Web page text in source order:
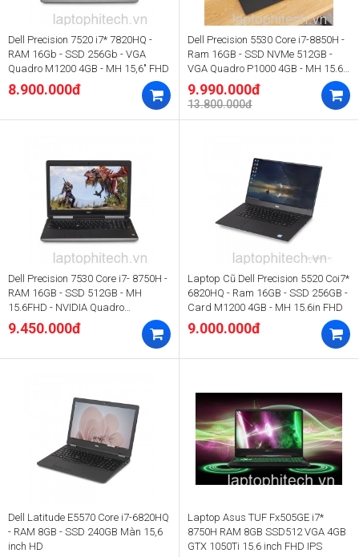
Dell Precision 7520 i7* 7820HQ -
RAM 16Gb - SSD 256Gb - VGA
Quadro M1200 4GB - MH 15,6" FHD
8.900.000đ
Dell Precision 5530 Core i7-8850H -
Ram 16GB - SSD NVMe 512GB -
VGA Quadro P1000 4GB - MH 15.6"
FHD
9.990.000đ
13.800.000đ
Dell Precision 7530 Core i7- 8750H -
RAM 16GB - SSD 512GB - MH
15.6FHD - NVIDIA Quadro
P1000/2000
9.450.000đ
Laptop Cũ Dell Precision 5520 Coi7*
6820HQ - Ram 16GB - SSD 256GB -
Card M1200 4GB - MH 15.6in FHD
9.000.000đ
Dell Latitude E5570 Core i7-6820HQ
- RAM 8GB - SSD 240GB Màn 15,6
inch HD
Laptop Asus TUF Fx505GE i7*
8750H RAM 8GB SSD512 VGA 4GB
GTX 1050Ti 15.6 inch FHD IPS